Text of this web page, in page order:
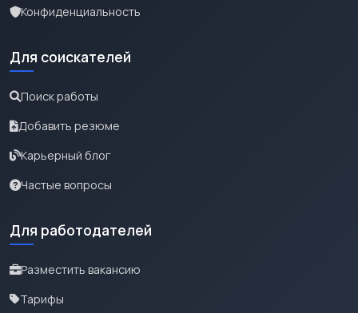
Конфиденциальность
Для соискателей
Поиск работы
Добавить резюме
Карьерный блог
Частые вопросы
Для работодателей
Разместить вакансию
Тарифы